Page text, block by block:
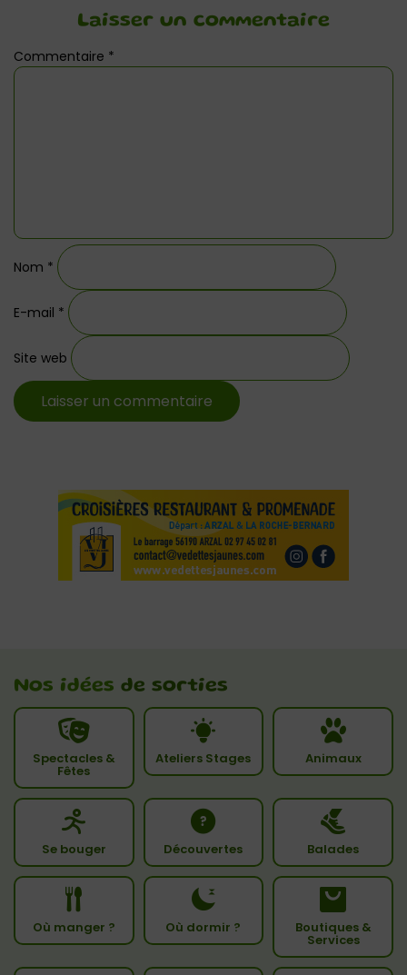
Laisser un commentaire
Commentaire *
Nom *
E-mail *
Site web
Nos idées de sorties
Spectacles &
Fêtes
Ateliers Stages Animaux
Se bouger Découvertes Balades
Où manger ? Où dormir ? Boutiques &
Services